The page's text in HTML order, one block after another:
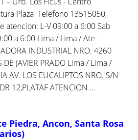
Plaza Telefono 13515050,
atencion: L-V 09:00 a 6:00 Sab
a 6:00 Lima / Lima / Ate -
INDUSTRIAL NRO. 4260
DE JAVIER PRADO Lima / Lima /
AV. LOS EUCALIPTOS NRO. S/N
12,PLATAF ATENCION ...
Piedra, Ancon, Santa Rosa